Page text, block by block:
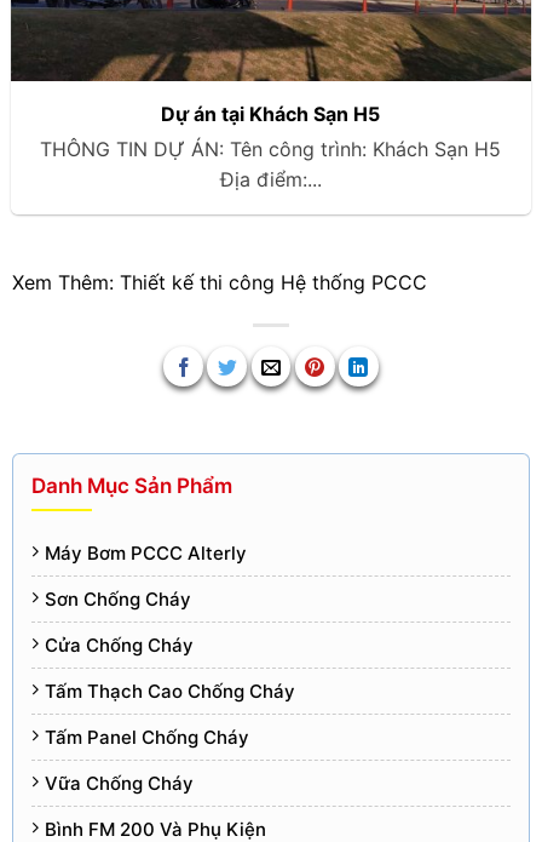
Danh Mục Sản Phẩm
Máy Bơm PCCC Alterly
Sơn Chống Cháy
Cửa Chống Cháy
Tấm Thạch Cao Chống Cháy
Tấm Panel Chống Cháy
Vữa Chống Cháy
Bình FM 200 Và Phụ Kiện
Dự án tại Khách Sạn H5
THÔNG TIN DỰ ÁN: Tên công trình: Khách Sạn H5
Địa điểm:...
Xem Thêm: Thiết kế thi công Hệ thống PCCC